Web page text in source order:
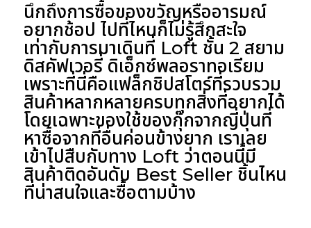
นึกถึงการซื้อของขวัญหรืออารมณ์
อยากช้อป ไปที่ไหนก็ไม่รู้สึกสะใจ
เท่ากับการมาเดินที่ Loft ชั้น 2 สยาม
ดิสคัฟเวอรี่ ดิเอ็กซ์พลอราทอเรียม
เพราะที่นี่คือแฟล็กชิปสโตร์ที่รวบรวม
สินค้าหลากหลายครบทุกสิ่งที่อยากได้
โดยเฉพาะของใช้ของกุ๊กจากญี่ปุ่นที่
หาซื้อจากที่อื่นค่อนข้างยาก เราเลย
เข้าไปสืบกับทาง Loft ว่าตอนนี้มี
สินค้าติดอันดับ Best Seller ชิ้นไหน
ที่น่าสนใจและซื้อตามบ้าง